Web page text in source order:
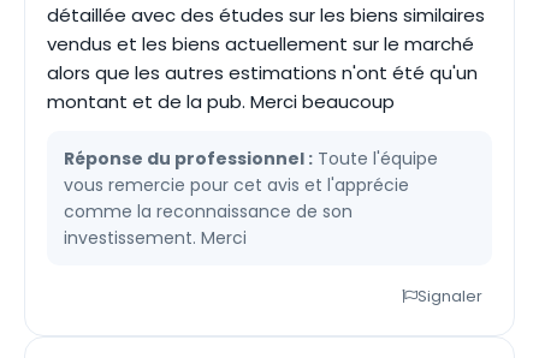
détaillée avec des études sur les biens similaires
vendus et les biens actuellement sur le marché
alors que les autres estimations n'ont été qu'un
montant et de la pub. Merci beaucoup
Réponse du professionnel : Toute l'équipe
vous remercie pour cet avis et l'apprécie
comme la reconnaissance de son
investissement. Merci
Signaler